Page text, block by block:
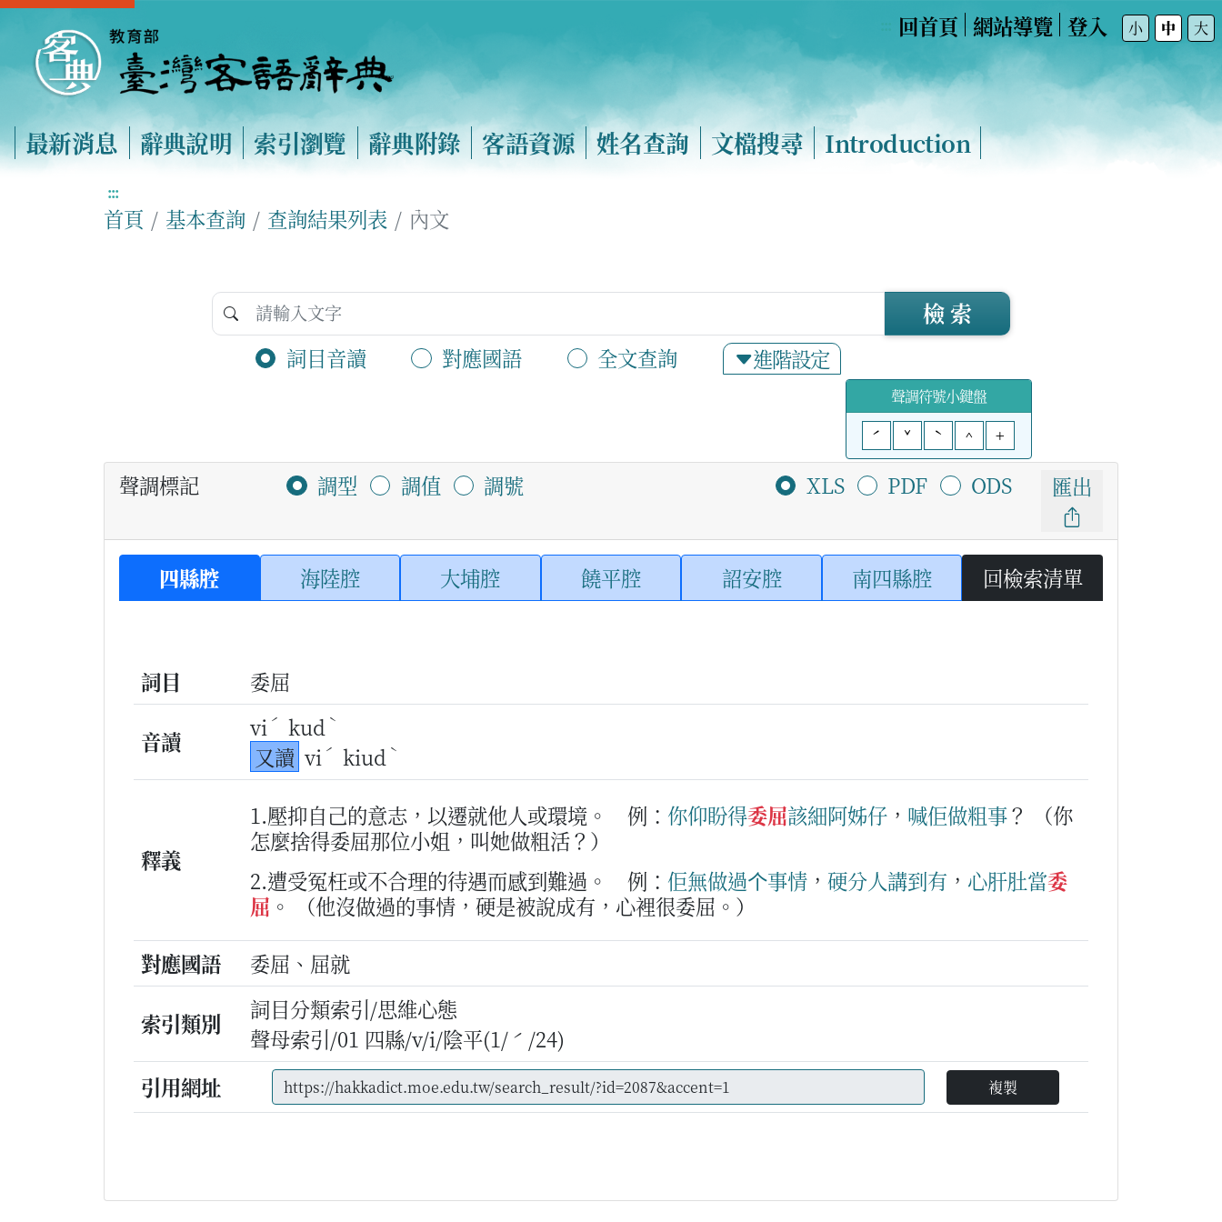
回首頁 網站導覽 登入 小 中 大
最新消息 辭典說明 索引瀏覽 辭典附錄 客語資源 姓名查詢 文檔搜尋 Introduction
:::
首頁 基本查詢 查詢結果列表 內文
詞目音讀 對應國語 全文查詢 進階設定
檢 索
聲調符號小鍵盤
ˊ
ˇ ˋ ^ +
聲調標記 調型 調值 調號 XLS PDF ODS 匯出
四縣腔 海陸腔 大埔腔 饒平腔 詔安腔 南四縣腔 回檢索清單
詞目 委屈
音讀 vi ˊ kud ˋ
又讀 vi ˊ kiud ˋ
釋義
1.壓抑自己的意志，以遷就他人或環境。 例： 你仰盼得委屈該細阿姊仔 ， 喊佢做粗事？
（你
怎麼捨得委屈那位小姐，叫她做粗活？）
2.遭受冤枉或不合理的待遇而感到難過。
例： 佢無做過个事情 ， 硬分人講到有 ， 心肝肚當委
屈 。
（他沒做過的事情，硬是被說成有，心裡很委屈。）
對應國語
委屈、屈就
索引類別
詞目分類索引/思維心態
聲母索引/01 四縣/v/i/陰平(1/ˊ/24)
引用網址
複製